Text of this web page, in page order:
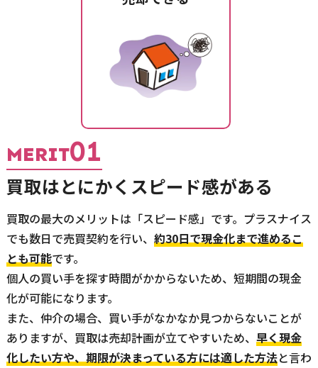
MERIT01
買取はとにかくスピード感がある
買取の最大のメリットは「スピード感」です。プラスナイス
でも数日で売買契約を行い、 約30日で現金化まで進めるこ
とも可能です。
個人の買い手を探す時間がかからないため、短期間の現金
化が可能になります。
また、仲介の場合、買い手がなかなか見つからないことが
ありますが、買取は売却計画が立てやすいため、 早く現金
化したい方や、期限が決まっている方には適した方法と言わ